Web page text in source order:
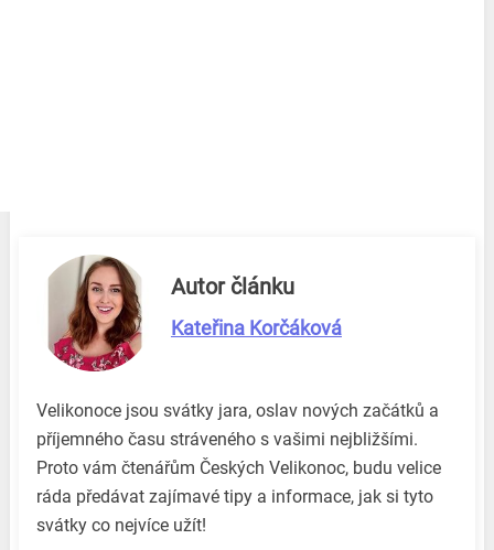
Autor článku
Kateřina Korčáková
Velikonoce jsou svátky jara, oslav nových začátků a
příjemného času stráveného s vašimi nejbližšími.
Proto vám čtenářům Českých Velikonoc, budu velice
ráda předávat zajímavé tipy a informace, jak si tyto
svátky co nejvíce užít!